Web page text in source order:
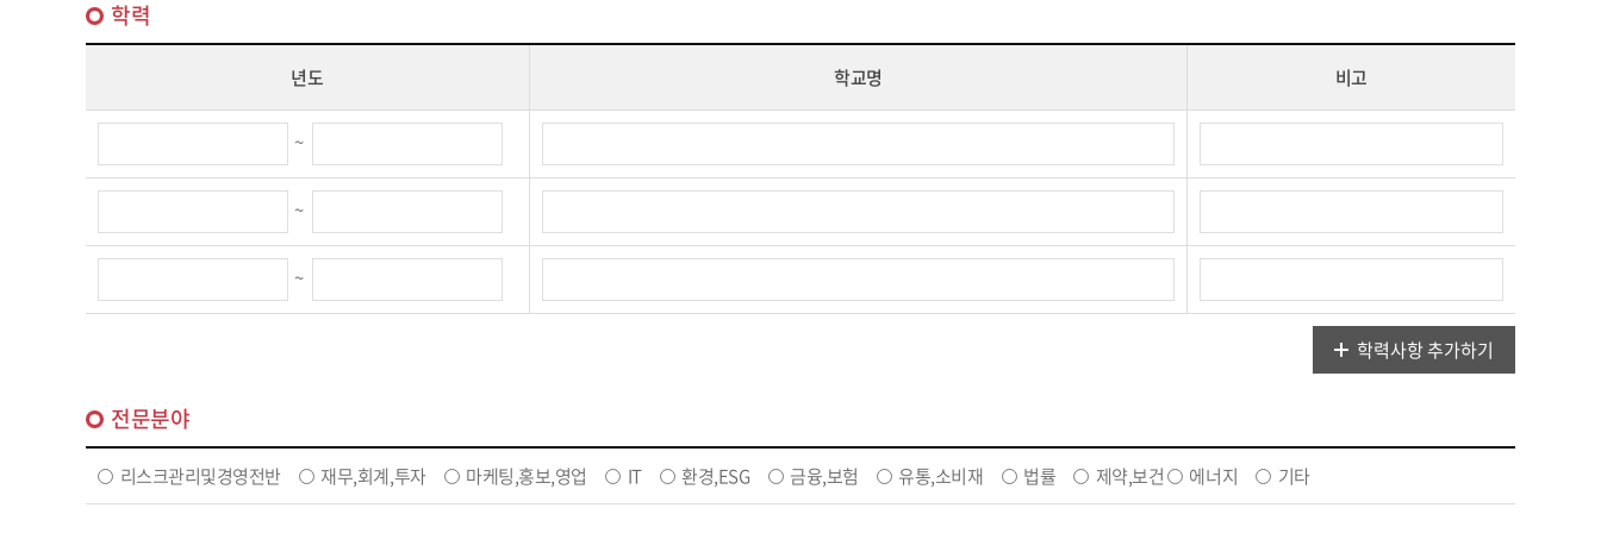
학력
년도 학교명 비고
~
~
~
학력사항 추가하기
전문분야
리스크관리및경영전반 재무,회계,투자 마케팅,홍보,영업 IT 환경,ESG 금융,보험 유통,소비재 법률 제약,보건 에너지 기타